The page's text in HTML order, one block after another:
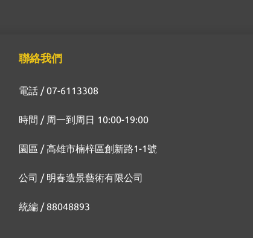
聯絡我們
電話 / 07-6113308
時間 / 周一到周日 10:00-19:00
園區 / 高雄市楠梓區創新路1-1號
公司 / 明春造景藝術有限公司
統編 / 88048893